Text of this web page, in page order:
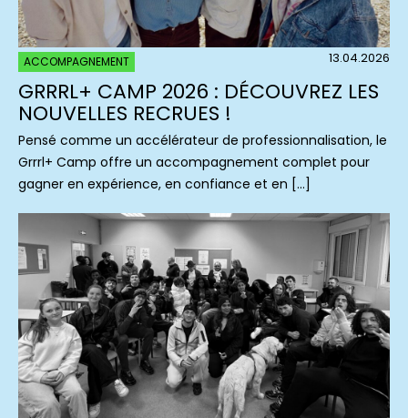
ACCOMPAGNEMENT 13.04.2026
GRRRL+ CAMP 2026 : DÉCOUVREZ LES
NOUVELLES RECRUES !
Pensé comme un accélérateur de professionnalisation, le
Grrrl+ Camp offre un accompagnement complet pour
gagner en expérience, en confiance et en […]